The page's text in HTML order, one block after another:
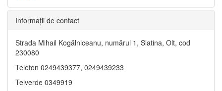
Informaţii de contact
Strada Mihail Kogălniceanu, numărul 1, Slatina, Olt, cod
230080
Telefon 0249439377, 0249439233
Telverde 0349919